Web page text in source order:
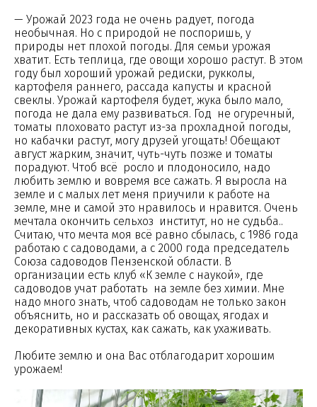
— Урожай 2023 года не очень радует, погода
необычная. Но с природой не поспоришь, у
природы нет плохой погоды. Для семьи урожая
хватит. Есть теплица, где овощи хорошо растут. В этом
году был хороший урожай редиски, рукколы,
картофеля раннего, рассада капусты и красной
свеклы. Урожай картофеля будет, жука было мало,
погода не дала ему развиваться. Год не огуречный,
томаты плоховато растут из-за прохладной погоды,
но кабачки растут, могу друзей угощать! Обещают
август жарким, значит, чуть-чуть позже и томаты
порадуют. Чтоб всё росло и плодоносило, надо
любить землю и вовремя все сажать. Я выросла на
земле и с малых лет меня приучили к работе на
земле, мне и самой это нравилось и нравится. Очень
мечтала окончить сельхоз институт, но не судьба..
Считаю, что мечта моя всё равно сбылась, с 1986 года
работаю с садоводами, а с 2000 года председатель
Союза садоводов Пензенской области. В
организации есть клуб «К земле с наукой», где
садоводов учат работать на земле без химии. Мне
надо много знать, чтоб садоводам не только закон
объяснить, но и рассказать об овощах, ягодах и
декоративных кустах, как сажать, как ухаживать.
Любите землю и она Вас отблагодарит хорошим
урожаем!